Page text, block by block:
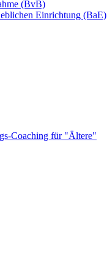
(BvB)
Einrichtung (BaE)
Coaching für "Ältere"